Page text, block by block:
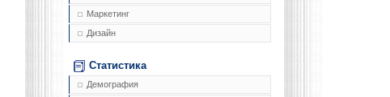
Маркетинг
Дизайн
Статистика
Демография